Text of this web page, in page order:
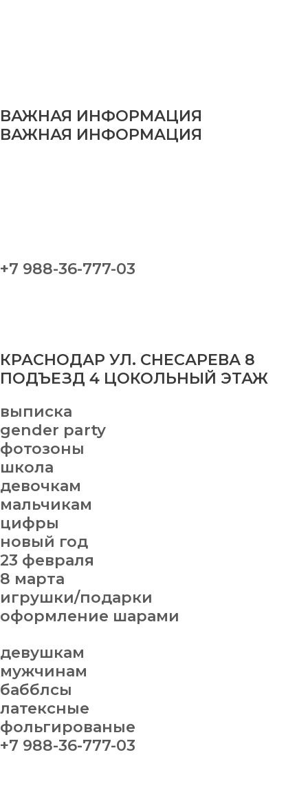
ВАЖНАЯ ИНФОРМАЦИЯ
ВАЖНАЯ ИНФОРМАЦИЯ
+7 988-36-777-03
КРАСНОДАР УЛ. СНЕСАРЕВА 8
ПОДЪЕЗД 4 ЦОКОЛЬНЫЙ ЭТАЖ
выписка
gender party
фотозоны
школа
девочкам
мальчикам
цифры
новый год
23 февраля
8 марта
игрушки/подарки
оформление шарами
девушкам
мужчинам
бабблсы
латексные
фольгированые
+7 988-36-777-03